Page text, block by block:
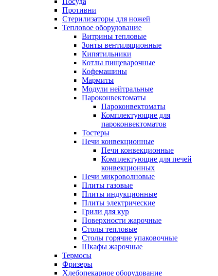
Противни
Стерилизаторы для ножей
Тепловое оборудование
Витрины тепловые
Зонты вентиляционные
Кипятильники
Котлы пищеварочные
Кофемашины
Мармиты
Модули нейтральные
Пароконвектоматы
Пароконвектоматы
Комплектующие для
пароконвектоматов
Тостеры
Печи конвекционные
Печи конвекционные
Комплектующие для печей
конвекционных
Печи микроволновые
Плиты газовые
Плиты индукционные
Плиты электрические
Грили для кур
Поверхности жарочные
Столы тепловые
Столы горячие упаковочные
Шкафы жарочные
Термосы
Фризеры
Хлебопекарное оборудование